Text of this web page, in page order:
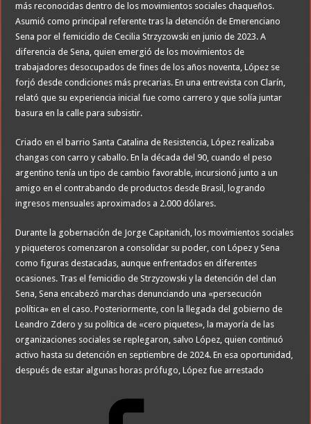
más reconocidas dentro de los movimientos sociales chaqueños.
Asumió como principal referente tras la detención de Emerenciano
Sena por el femicidio de Cecilia Strzyzowski en junio de 2023. A
diferencia de Sena, quien emergió de los movimientos de
trabajadores desocupados de fines de los años noventa, López se
forjó desde condiciones más precarias. En una entrevista con Clarín,
relató que su experiencia inicial fue como carrero y que solía juntar
basura en la calle para subsistir.
Criado en el barrio Santa Catalina de Resistencia, López realizaba
changas con carro y caballo. En la década del 90, cuando el peso
argentino tenía un tipo de cambio favorable, incursionó junto a un
amigo en el contrabando de productos desde Brasil, logrando
ingresos mensuales aproximados a 2.000 dólares.
Durante la gobernación de Jorge Capitanich, los movimientos sociales
y piqueteros comenzaron a consolidar su poder, con López y Sena
como figuras destacadas, aunque enfrentados en diferentes
ocasiones. Tras el femicidio de Strzyzowski y la detención del clan
Sena, Sena encabezó marchas denunciando una «persecución
política» en el caso. Posteriormente, con la llegada del gobierno de
Leandro Zdero y su política de «cero piquetes», la mayoría de las
organizaciones sociales se replegaron, salvo López, quien continuó
activo hasta su detención en septiembre de 2024. En esa oportunidad,
después de estar algunas horas prófugo, López fue arrestado